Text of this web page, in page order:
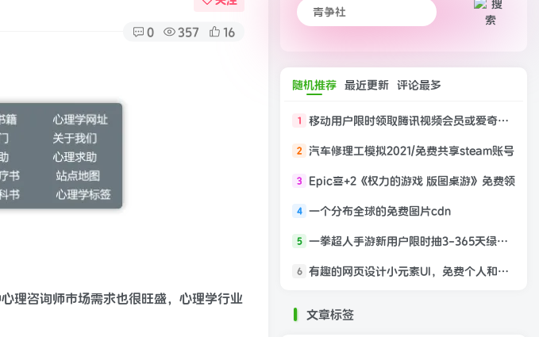
0 357 16
理咨询师市场需求也很旺盛，心理学行业
随机推荐 最近更新 评论最多
1 移动用户限时领取腾讯视频会员或爱奇艺周卡会员
2 汽车修理工模拟2021/免费共享steam账号
3 Epic喜+2《权力的游戏 版图桌游》免费领
4 一个分布全球的免费图片cdn
5 一拳超人手游新用户限时抽3-365天绿钻必中
6 有趣的网页设计小元素UI，免费个人和商业使用
文章标签